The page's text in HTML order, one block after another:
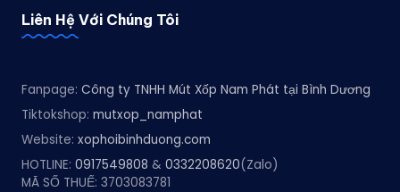
Liên Hệ Với Chúng Tôi
Fanpage: Công ty TNHH Mút Xốp Nam Phát tại Bình Dương
Tiktokshop: mutxop_namphat
Website: xophoibinhduong.com
HOTLINE: 0917549808 & 0332208620(Zalo)
MÃ SỐ THUẾ: 3703083781